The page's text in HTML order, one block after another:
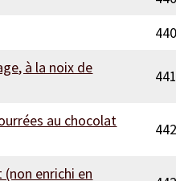
440
à la noix de
441
au chocolat
442
enrichi en